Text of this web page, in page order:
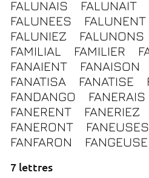
FALUNAIS
FALUNAIT
FALUNEES
FALUNENT
FALUNIEZ
FALUNONS
FAMILIAL
FAMILIER
FANAIENT
FANAISON
FANATISA
FANATISE
FANDANGO
FANERAIS
FANERENT
FANERIEZ
FANERONT
FANEUSES
FANFARON
FANGEUSE
7 lettres